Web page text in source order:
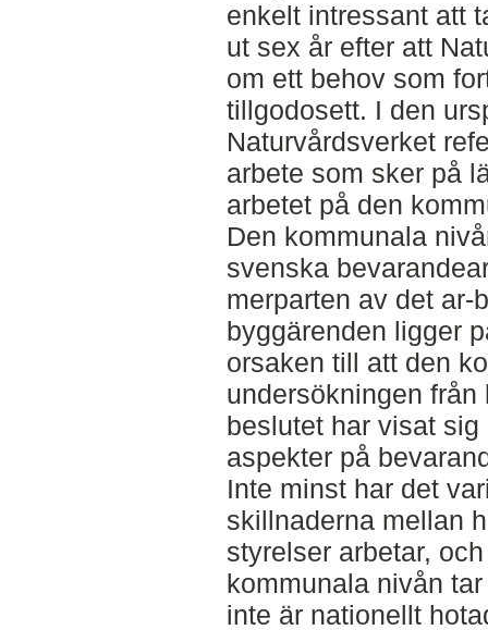
enkelt intressant att
ut sex år efter att
om ett behov som
tillgodosett. I den
Naturvårdsverket
arbete som sker på
arbetet på den
Den kommunala
svenska
merparten av det ar-
byggärenden ligger
orsaken till att den
undersökningen
beslutet har visat
aspekter på
Inte minst har det
skillnaderna mellan
styrelser arbetar,
kommunala nivån
inte är nationellt